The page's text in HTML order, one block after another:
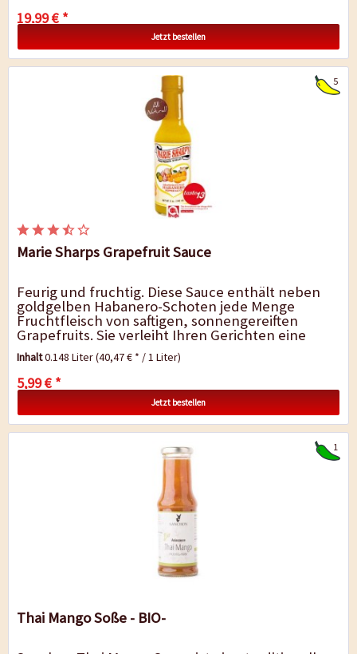
19,99 € *
Jetzt bestellen
5
Marie Sharps Grapefruit Sauce
Feurig und fruchtig. Diese Sauce enthält neben
goldgelben Habanero-Schoten jede Menge
Fruchtfleisch von saftigen, sonnengereiften
Grapefruits. Sie verleiht Ihren Gerichten eine
einmalige, exotisch-scharfe Note. Die etwas
andere...
Inhalt0.148 Liter(40,47 € * / 1 Liter)
5,99 € *
Jetzt bestellen
1
Thai Mango Soße - BIO-